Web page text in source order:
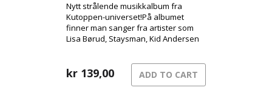
Nytt strålende musikkalbum fra
Kutoppen-universet!På albumet
finner man sanger fra artister som
Lisa Børud, Staysman, Kid Andersen
kr 139,00 ADD TO CART